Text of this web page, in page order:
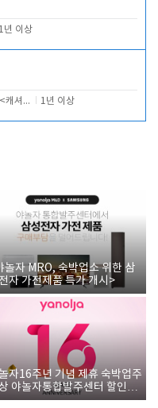
1년 이상
베팅.,청소<<캐셔 모셔봅니다. 1년 이상
놀자 MRO, 숙박업소 위한 삼
자 가전제품 특가 개시>
자16주년 기념 제휴 숙박업주
야놀자통합발주센터 할인쿠
정